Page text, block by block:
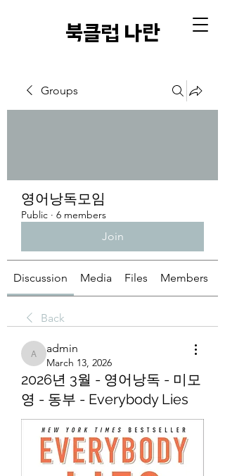
​북클럽 나란
Groups
영어낭독모임
Public · 6 members
Join
Discussion Media Files Members
Back
admin
admin
March 13, 2026
2026년 3월 - 영어낭독 - 미모
영 - 동부 - Everybody Lies